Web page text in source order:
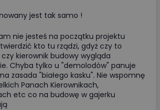
jest tak samo !
nie jesteś na początku projektu
kto tu rządzi, gdyż czy to
kierownik budowy wygląda
Chyba tylko u "demolodów" panuje
zasada "białego kasku". Nie wspomnę
Panach Kierownikach,
etc co na budowę w gajerku